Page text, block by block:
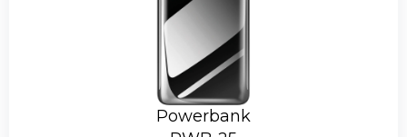
Powerbank